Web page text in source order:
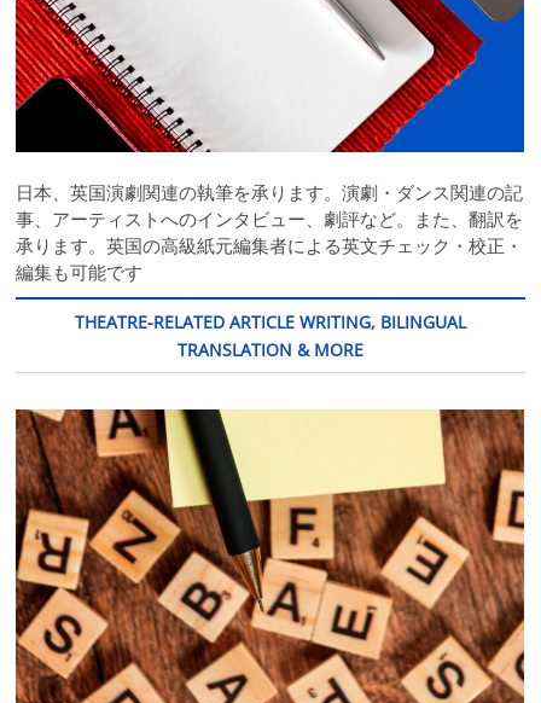
日本、英国演劇関連の執筆を承ります。演劇・ダンス関連の記
事、アーティストへのインタビュー、劇評など。また、翻訳を
承ります。英国の高級紙元編集者による英文チェック・校正・
編集も可能です
THEATRE-RELATED ARTICLE WRITING, BILINGUAL
TRANSLATION & MORE